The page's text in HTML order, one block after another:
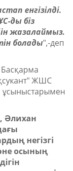
енгізілді.
ды біз
жазалаймыз.
болады",-деп
ЖШС
ұсыныстарымен
Әлихан
негізгі
осының